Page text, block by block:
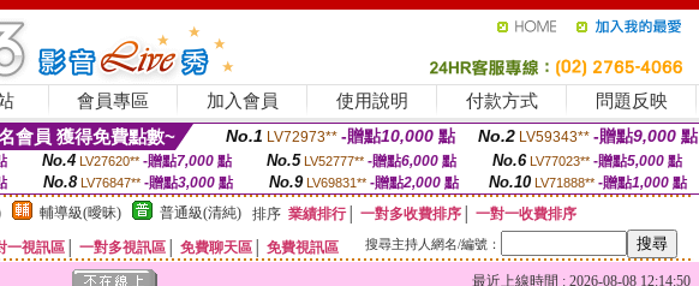
會員專區 加入會員 使用說明 付款方式 問題反映
會員 獲得免費點數~ No.1 LV72973** -贈點10,000 點 No.2 LV59343** -贈點9,000 點
No.4 LV27620** -贈點7,000點 No.5 LV52777** -贈點6,000點 No.6 LV77023** -贈點5,000點
No.8 LV76847** -贈點3,000 點 No.9 LV69831** -贈點2,000點 No.10 LV71888** -贈點1,000 點
輔導級(曖昧) 普通級(清純) 排序 業績排行│ 一對多收費排序
一對一收費排序
一視訊區 一對多視訊區 免費聊天區 免費視訊區 搜尋主持人網名/編號：
最近上線時間 : 2026-08-08 12:14:50